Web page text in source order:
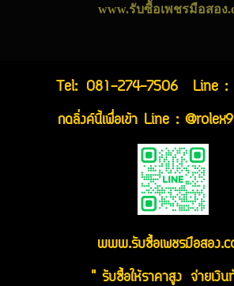
www.รับซื้อเพชรมือสอง
Tel: 081-274-7506
Line :
กดลิ่งค์นี้เพื่อเข้า Line :
www.รับซื้อเพชรมือสอง
" รับซื้อให้ราคาสูง จ่ายเงิ